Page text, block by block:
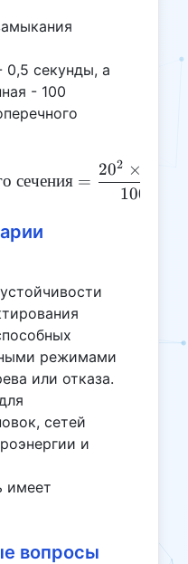
0,5 секунды, а
- 100
мм}^2
сечения =
100
202 ×
режимами
или отказа.
сетей
и
имеет
вопросы